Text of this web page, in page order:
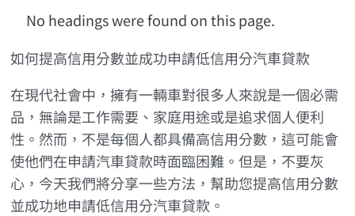
No headings were found on this page.
如何提高信用分數並成功申請低信用分汽車貸款
在現代社會中，擁有一輛車對很多人來說是一個必需
品，無論是工作需要、家庭用途或是追求個人便利
性。然而，不是每個人都具備高信用分數，這可能會
使他們在申請汽車貸款時面臨困難。但是，不要灰
心，今天我們將分享一些方法，幫助您提高信用分數
並成功地申請低信用分汽車貸款。